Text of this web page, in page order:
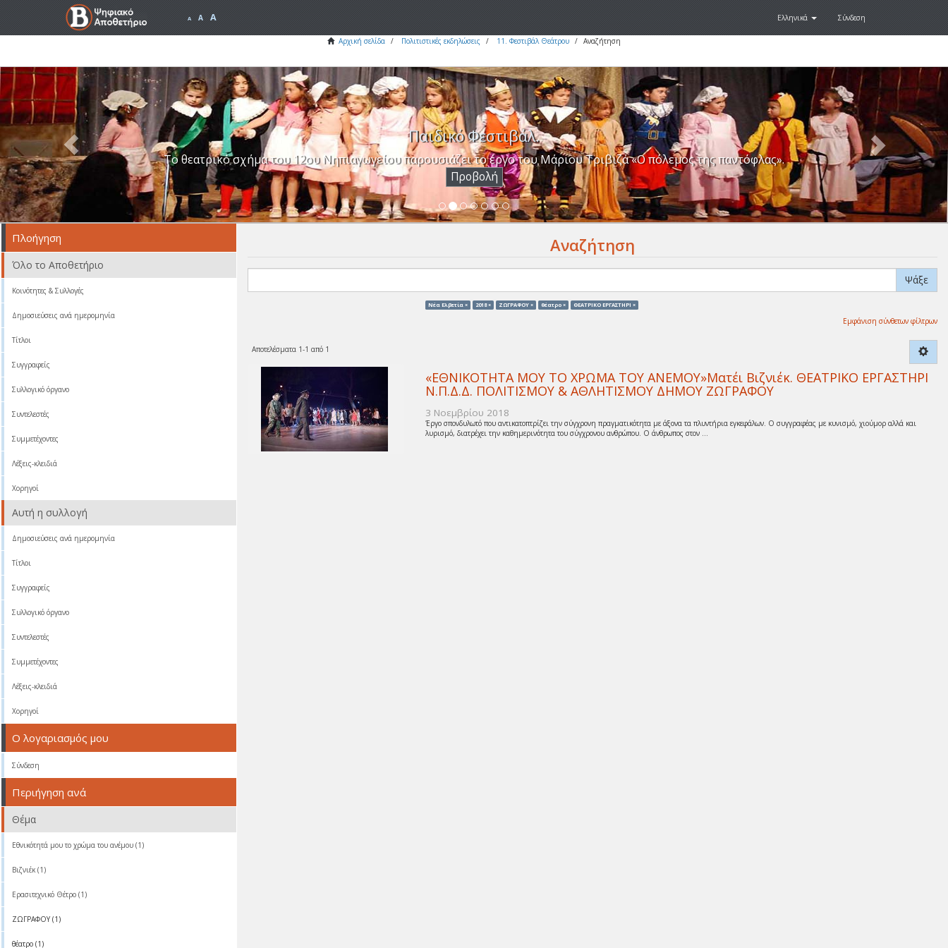
A A A Ελληνικά Σύνδεση
Αρχική σελίδα Πολιτιστικές εκδηλώσεις 11. Φεστιβάλ Θεάτρου Αναζήτηση
Παιδικό Φεστιβάλ.
Το θεατρικό σχήμα του 12ου Νηπιαγωγείου παρουσιάζει το έργο του Μάριου Τριβιζά «Ο πόλεμος της παντόφλας».
Προβολή
Previous Next
Αναζήτηση
Ψάξε
Νέα Ελβετία × 2018 × ΖΩΓΡΑΦΟΥ × θέατρο × ΘΕΑΤΡΙΚΟ ΕΡΓΑΣΤΗΡΙ ×
Εμφάνιση σύνθετων φίλτρων
Αποτελέσματα 1-1 από 1
«ΕΘΝΙΚΟΤΗΤΑ ΜΟΥ ΤΟ ΧΡΩΜΑ ΤΟΥ ΑΝΕΜΟΥ»Ματέι Βιζνιέκ. ΘΕΑΤΡΙΚΟ ΕΡΓΑΣΤΗΡΙ
Ν.Π.Δ.Δ. ΠΟΛΙΤΙΣΜΟΥ & ΑΘΛΗΤΙΣΜΟΥ ΔΗΜΟΥ ΖΩΓΡΑΦΟΥ
3 Νοεμβρίου 2018
Έργο σπονδυλωτό που αντικατοπτρίζει την σύγχρονη πραγματικότητα με άξονα τα πλυντήρια εγκεφάλων. Ο συγγραφέας με κυνισμό, χιούμορ αλλά και
λυρισμό, διατρέχει την καθημερινότητα του σύγχρονου ανθρώπου. Ο άνθρωπος στον ...
Πλοήγηση
Όλο το Αποθετήριο
Κοινότητες & Συλλογές
Δημοσιεύσεις ανά ημερομηνία
Τίτλοι
Συγγραφείς
Συλλογικό όργανο
Συντελεστές
Συμμετέχοντες
Λέξεις-κλειδιά
Χορηγοί
Αυτή η συλλογή
Δημοσιεύσεις ανά ημερομηνία
Τίτλοι
Συγγραφείς
Συλλογικό όργανο
Συντελεστές
Συμμετέχοντες
Λέξεις-κλειδιά
Χορηγοί
Ο λογαριασμός μου
Σύνδεση
Περιήγηση ανά
Θέμα
Eθνικότητά μου το χρώμα του ανέμου (1)
Βιζνιέκ (1)
Ερασιτεχνικό Θέτρο (1)
ΖΩΓΡΑΦΟΥ (1)
θέατρο (1)